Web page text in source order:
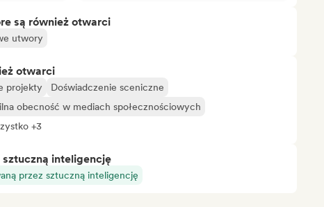
są również otwarci
utwory
otwarci
projekty
Doświadczenie sceniczne
obecność w mediach społecznościowych
+3
inteligencję
przez sztuczną inteligencję